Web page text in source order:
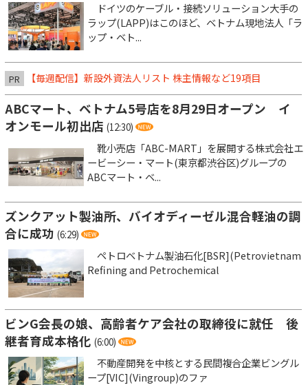
ドイツのケーブル・接続ソリューション大手の
ラップ(LAPP)はこのほど、ベトナム現地法人「ラ
ップ・ベト...
PR 【毎週配信】新設外資法人リスト 株主情報など19項目
ABCマート、ベトナム5号店を8月29日オープン イ
オンモール初出店 (12:30)
靴小売店「ABC-MART」を展開する株式会社エ
ービーシー・マート(東京都渋谷区)グループの
ABCマート・ベ...
ズンクアット製油所、バイオディーゼル混合軽油の調
合に成功 (6:29)
ペトロベトナム製油石化[BSR](Petrovietnam
Refining and Petrochemical
ビンG会長の娘、高齢者ケア会社の取締役に就任 後
継者育成本格化 (6:00)
不動産開発を中核とする民間複合企業ビングル
ープ[VIC](Vingroup)のファ